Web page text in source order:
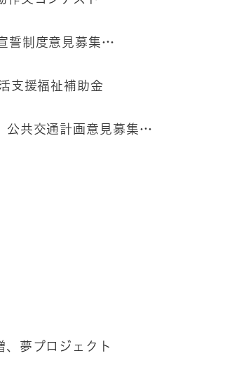
誓制度意見募集…
支援福祉補助金
公共交通計画意見募集…
、夢プロジェクト